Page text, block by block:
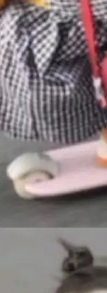
两项：
走
...
——bool
、浅
组
要知道
验、或
，两个
都在
Twitte
他所
不一
前的
Cloudf
平台
年秘密
开源项
。 设
兼容
调——
带一
个数据
消除
当 cel
数据
本暴
明显
除开
/ Z
器，
No
E这
/
且全
本该
，一
的版
。 De
最显
com
。git
Delt
分
Spac